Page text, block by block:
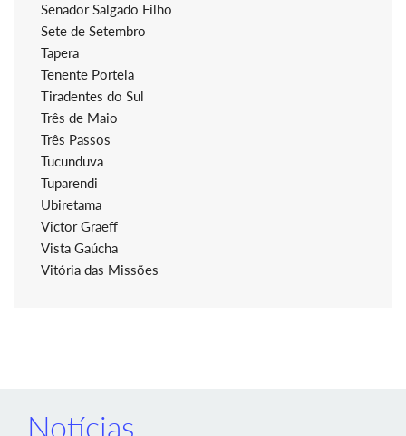
Senador Salgado Filho
Sete de Setembro
Tapera
Tenente Portela
Tiradentes do Sul
Três de Maio
Três Passos
Tucunduva
Tuparendi
Ubiretama
Victor Graeff
Vista Gaúcha
Vitória das Missões
Notícias